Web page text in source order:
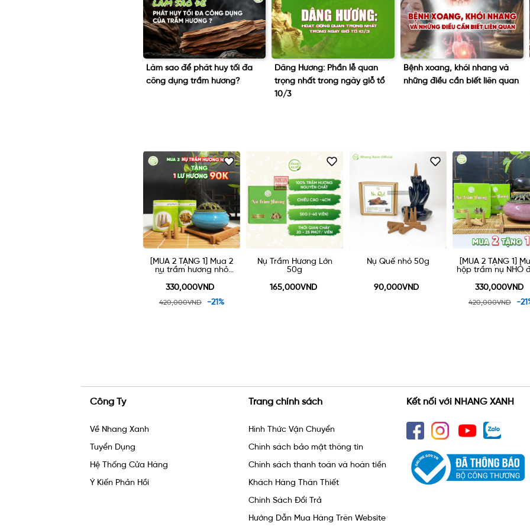
Dâng Hương: Phần lễ quan
trọng nhất trong ngày giỗ tổ
Bệnh xoang, khói nhang và
những điều cần biết liên quan
Liệu “nhang không khói” có
thay thế được nhang truyền
Nụ Trầm Hương Lớn
50g
165,000VND
Nụ Quế nhỏ 50g
90,000VND
[MUA 2 TẶNG 1] Mua 2
trầm 90k
330,000VND
[MUA 2 TẶNG 1]
hộp trầm nụ LỚN
trầm 90k
330,000VND
420,000VND -
Công Ty
Về Nhang Xanh
Tuyển Dụng
Hệ Thống Cửa Hàng
Ý Kiến Phản Hồi
Trang chính sách
Hình Thức Vận Chuyển
Chính sách bảo mật thông tin
Chính sách thanh toán và hoàn tiền
Khách Hàng Thân Thiết
Chính Sách Đổi Trả
Hướng Dẫn Mua Hàng Trên Website
Kết nối với NHANG XANH